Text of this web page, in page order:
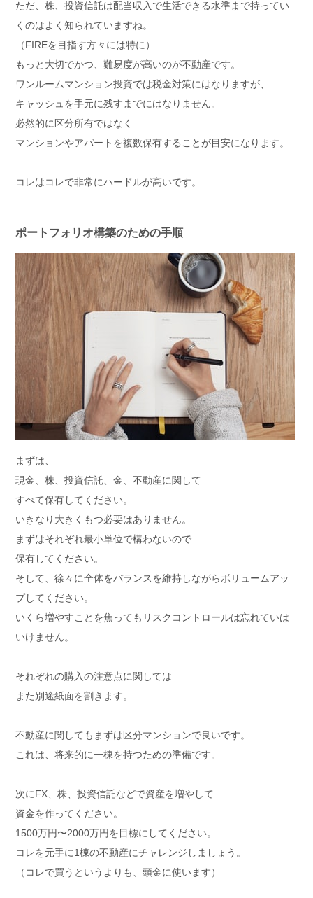
ただ、株、投資信託は配当収入で生活できる水準まで持ってい
くのはよく知られていますね。
（FIREを目指す方々には特に）
もっと大切でかつ、難易度が高いのが不動産です。
ワンルームマンション投資では税金対策にはなりますが、
キャッシュを手元に残すまでにはなりません。
必然的に区分所有ではなく
マンションやアパートを複数保有することが目安になります。
コレはコレで非常にハードルが高いです。
ポートフォリオ構築のための手順
まずは、
現金、株、投資信託、金、不動産に関して
すべて保有してください。
いきなり大きくもつ必要はありません。
まずはそれぞれ最小単位で構わないので
保有してください。
そして、徐々に全体をバランスを維持しながらボリュームアッ
プしてください。
いくら増やすことを焦ってもリスクコントロールは忘れていは
いけません。
それぞれの購入の注意点に関しては
また別途紙面を割きます。
不動産に関してもまずは区分マンションで良いです。
これは、将来的に一棟を持つための準備です。
次にFX、株、投資信託などで資産を増やして
資金を作ってください。
1500万円〜2000万円を目標にしてください。
コレを元手に1棟の不動産にチャレンジしましょう。
（コレで買うというよりも、頭金に使います）